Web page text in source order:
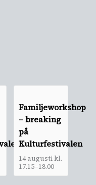
Familjeworkshop
– breaking
på
Kulturfestivalen
14 augusti kl.
17.15–18.00